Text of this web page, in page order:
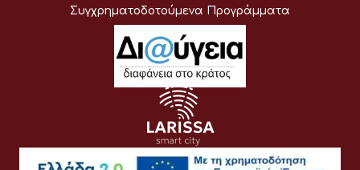
Συγχρηματοδοτούμενα Προγράμματα